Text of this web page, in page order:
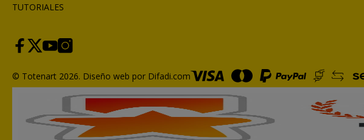
TUTORIALES
© Totenart 2026. Diseño web por Difadi.com